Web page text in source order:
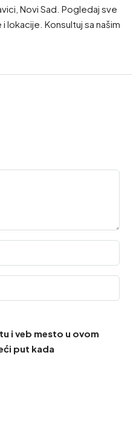
Novi Sad. Pogledaj sve
Konsultuj sa našim
i veb mesto u ovom
put kada